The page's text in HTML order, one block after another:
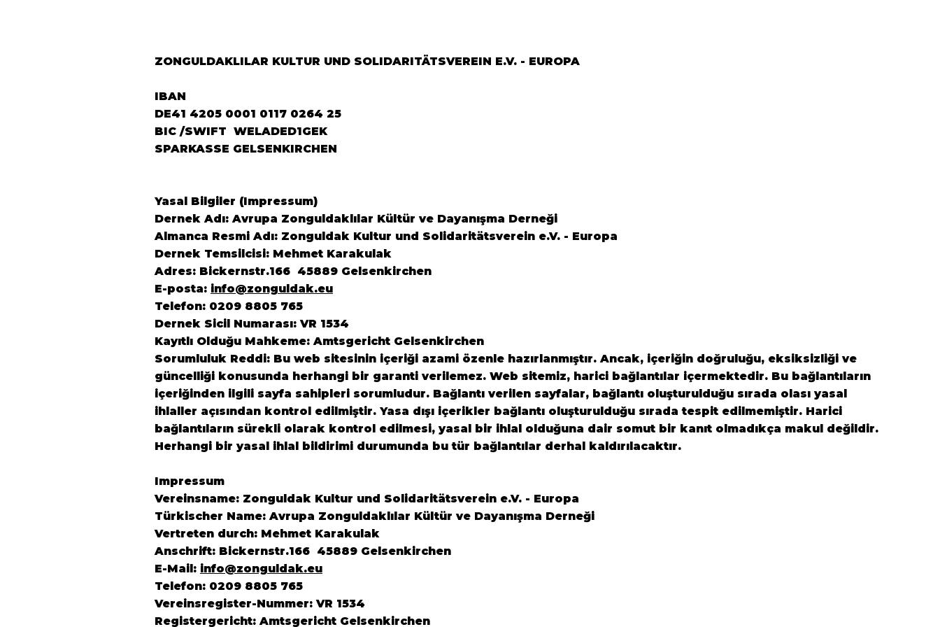
ZONGULDAKLILAR KULTUR UND SOLIDARITÄTSVEREIN E.V. - EUROPA
IBAN
DE41 4205 0001 0117 0264 25
BIC /SWIFT WELADED1GEK
SPARKASSE GELSENKIRCHEN
Yasal Bilgiler (Impressum)
Dernek Adı: Avrupa Zonguldaklılar Kültür ve Dayanışma Derneği
Almanca Resmi Adı: Zonguldak Kultur und Solidaritätsverein e.V. - Europa
Dernek Temsilcisi: Mehmet Karakulak
Adres: Bickernstr.166 45889 Gelsenkirchen
E-posta: info@zonguldak.eu
Telefon: 0209 8805 765
Dernek Sicil Numarası: VR 1534
Kayıtlı Olduğu Mahkeme: Amtsgericht Gelsenkirchen
Sorumluluk Reddi: Bu web sitesinin içeriği azami özenle hazırlanmıştır. Ancak, içeriğin doğruluğu, eksiksizliği ve
güncelliği konusunda herhangi bir garanti verilemez. Web sitemiz, harici bağlantılar içermektedir. Bu bağlantıların
içeriğinden ilgili sayfa sahipleri sorumludur. Bağlantı verilen sayfalar, bağlantı oluşturulduğu sırada olası yasal
ihlaller açısından kontrol edilmiştir. Yasa dışı içerikler bağlantı oluşturulduğu sırada tespit edilmemiştir. Harici
bağlantıların sürekli olarak kontrol edilmesi, yasal bir ihlal olduğuna dair somut bir kanıt olmadıkça makul değildir.
Herhangi bir yasal ihlal bildirimi durumunda bu tür bağlantılar derhal kaldırılacaktır.
Impressum
Vereinsname: Zonguldak Kultur und Solidaritätsverein e.V. - Europa
Türkischer Name: Avrupa Zonguldaklılar Kültür ve Dayanışma Derneği
Vertreten durch: Mehmet Karakulak
Anschrift: Bickernstr.166 45889 Gelsenkirchen
E-Mail: info@zonguldak.eu
Telefon: 0209 8805 765
Vereinsregister-Nummer: VR 1534
Registergericht: Amtsgericht Gelsenkirchen